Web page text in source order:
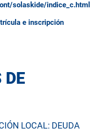
solaskide/indice_c.html
e inscripción
LOCAL: DEUDA